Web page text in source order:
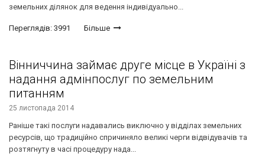
земельних ділянок для ведення індивідуально...
Переглядів: 3991 Більше
Вінниччина займає друге місце в Україні з
надання адмінпослуг по земельним
питанням
25 листопада 2014
Раніше такі послуги надавались виключно у відділах земельних
ресурсів, що традиційно спричиняло великі черги відвідувачів та
розтягнуту в часі процедуру нада...